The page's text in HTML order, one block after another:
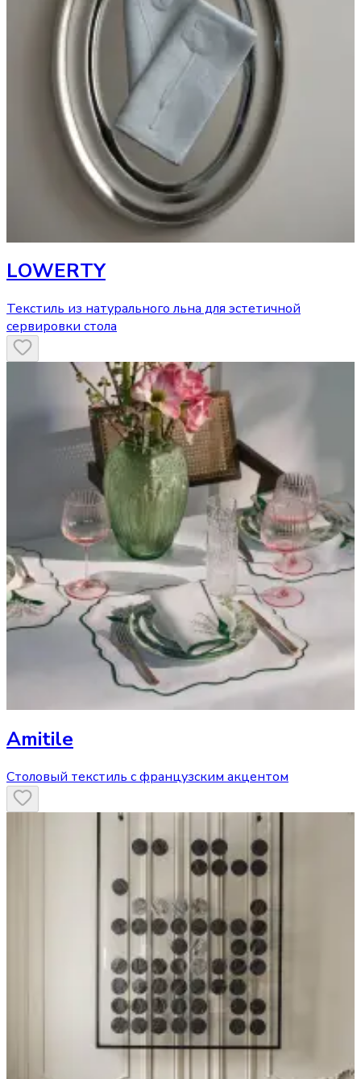
LОWERTY
Текстиль из натурального льна для эстетичной
сервировки стола
Amitile
Cтоловый текстиль с французским акцентом